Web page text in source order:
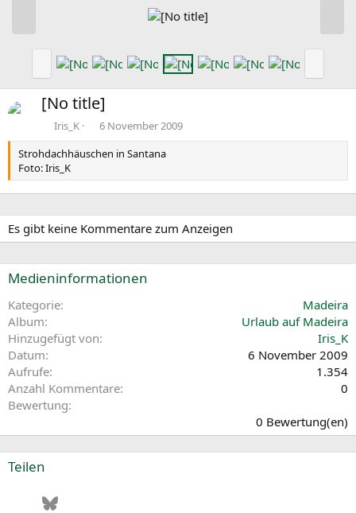
r
i
g
t
r
h
r
i
g
e
c
t
[No title]
Iris_K
6 November 2009
Strohdachhäuschen in Santana
Foto: Iris_K
Es gibt keine Kommentare zum Anzeigen
Medieninformationen
Kategorie
Madeira
Album
Urlaub auf Madeira
Hinzugefügt von
Iris_K
Datum
6 November 2009
Aufrufe
1.354
Anzahl Kommentare
0
Bewertung
0
0 Bewertung(en)
Teilen
FacebookBluesky